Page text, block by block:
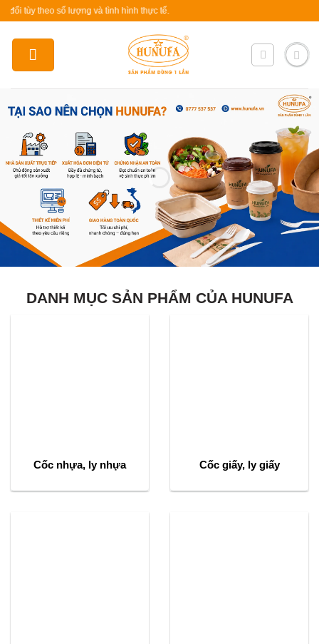
Skip
content
số lượng và tình hình thực tế.
DANH MỤC SẢN PHẨM CỦA HUNUFA
Cốc nhựa, ly nhựa Cốc giấy, ly giấy